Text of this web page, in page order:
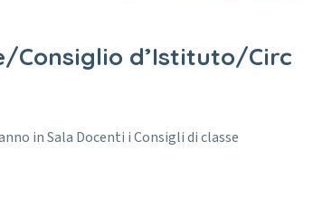
Consiglio d’Istituto/Circ
in Sala Docenti i Consigli di classe